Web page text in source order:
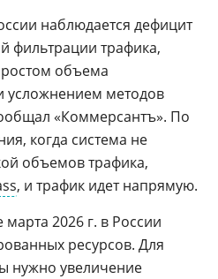
наблюдается дефицит
фильтрации трафика,
объема
усложнением методов
«Коммерсантъ». По
когда система не
объемов трафика,
, и трафик идет напрямую.
марта 2026 г. в России
ресурсов. Для
нужно увеличение